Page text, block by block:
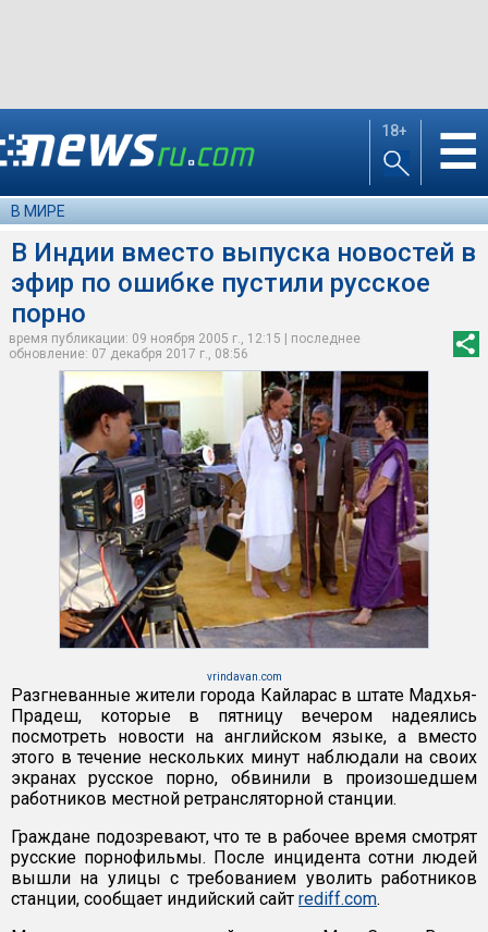
18+ ☰
В МИРЕ
В Индии вместо выпуска новостей в
эфир по ошибке пустили русское
порно
время публикации: 09 ноября 2005 г., 12:15 | последнее
обновление: 07 декабря 2017 г., 08:56
vrindavan.com
Разгневанные жители города Кайларас в штате Мадхья-
Прадеш, которые в пятницу вечером надеялись
посмотреть новости на английском языке, а вместо
этого в течение нескольких минут наблюдали на своих
экранах русское порно, обвинили в произошедшем
работников местной ретрансляторной станции.
Граждане подозревают, что те в рабочее время смотрят
русские порнофильмы. После инцидента сотни людей
вышли на улицы с требованием уволить работников
станции, сообщает индийский сайт rediff.com.